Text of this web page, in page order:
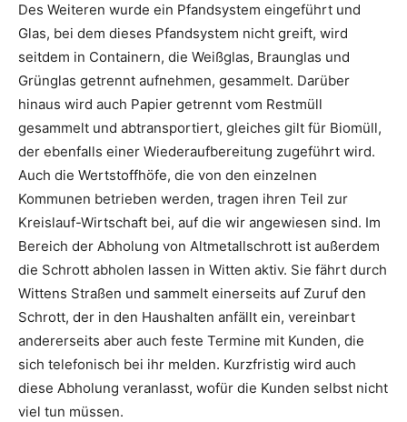
Des Weiteren wurde ein Pfandsystem eingeführt und
Glas, bei dem dieses Pfandsystem nicht greift, wird
seitdem in Containern, die Weißglas, Braunglas und
Grünglas getrennt aufnehmen, gesammelt. Darüber
hinaus wird auch Papier getrennt vom Restmüll
gesammelt und abtransportiert, gleiches gilt für Biomüll,
der ebenfalls einer Wiederaufbereitung zugeführt wird.
Auch die Wertstoffhöfe, die von den einzelnen
Kommunen betrieben werden, tragen ihren Teil zur
Kreislauf-Wirtschaft bei, auf die wir angewiesen sind. Im
Bereich der Abholung von Altmetallschrott ist außerdem
die Schrott abholen lassen in Witten aktiv. Sie fährt durch
Wittens Straßen und sammelt einerseits auf Zuruf den
Schrott, der in den Haushalten anfällt ein, vereinbart
andererseits aber auch feste Termine mit Kunden, die
sich telefonisch bei ihr melden. Kurzfristig wird auch
diese Abholung veranlasst, wofür die Kunden selbst nicht
viel tun müssen.